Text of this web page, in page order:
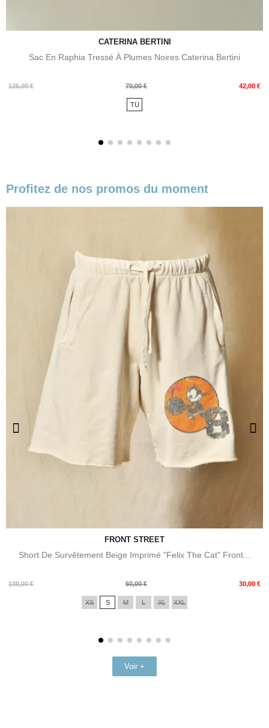
CATERINA BERTINI
Sac En Raphia Tressé À Plumes Noires Caterina Bertini
125,00 €
Prix
70,00 € 42,00 €
Prix
TU
Profitez de nos promos du moment
FRONT STREET
Short De Survêtement Beige Imprimé "Felix The Cat" Front...
139,00 €
Prix
60,00 € 30,00 €
Prix
XS S M L XL XXL
Voir +